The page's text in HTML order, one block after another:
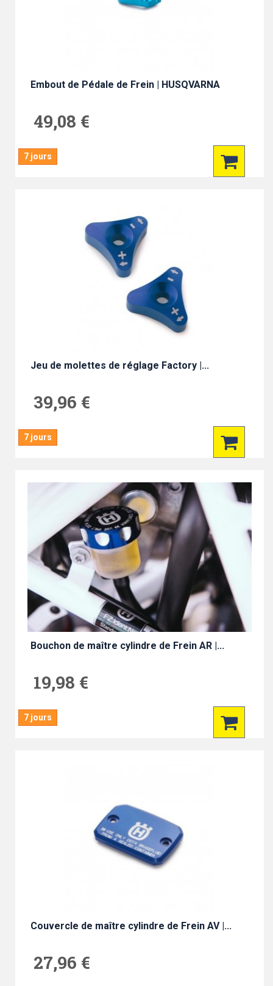
Embout de Pédale de Frein | HUSQVARNA
49,08 €
7 jours
Jeu de molettes de réglage Factory |...
39,96 €
7 jours
Bouchon de maître cylindre de Frein AR |...
19,98 €
7 jours
Couvercle de maître cylindre de Frein AV |...
27,96 €